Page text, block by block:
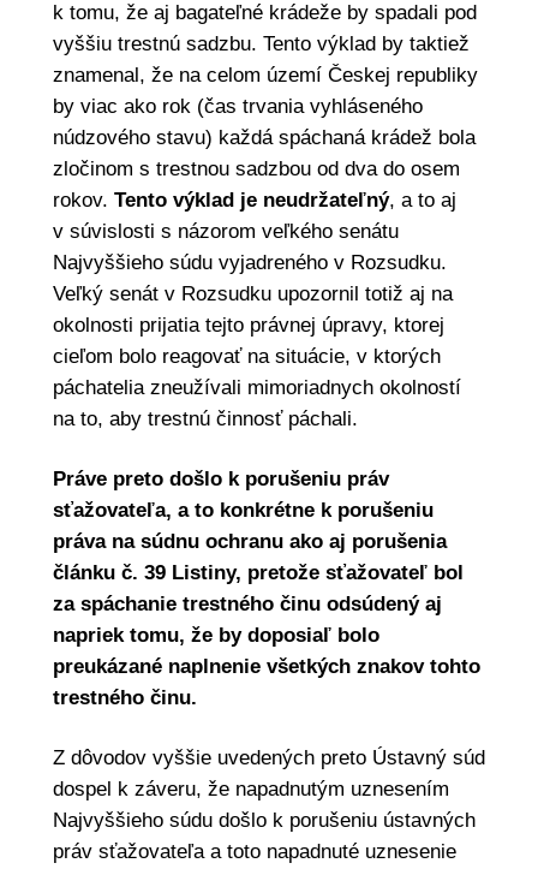
k tomu, že aj bagateľné krádeže by spadali pod
vyššiu trestnú sadzbu. Tento výklad by taktiež
znamenal, že na celom území Českej republiky
by viac ako rok (čas trvania vyhláseného
núdzového stavu) každá spáchaná krádež bola
zločinom s trestnou sadzbou od dva do osem
rokov. Tento výklad je neudržateľný, a to aj
v súvislosti s názorom veľkého senátu
Najvyššieho súdu vyjadreného v Rozsudku.
Veľký senát v Rozsudku upozornil totiž aj na
okolnosti prijatia tejto právnej úpravy, ktorej
cieľom bolo reagovať na situácie, v ktorých
páchatelia zneužívali mimoriadnych okolností
na to, aby trestnú činnosť páchali.
Práve preto došlo k porušeniu práv
sťažovateľa, a to konkrétne k porušeniu
práva na súdnu ochranu ako aj porušenia
článku č. 39 Listiny, pretože sťažovateľ bol
za spáchanie trestného činu odsúdený aj
napriek tomu, že by doposiaľ bolo
preukázané naplnenie všetkých znakov tohto
trestného činu.
Z dôvodov vyššie uvedených preto Ústavný súd
dospel k záveru, že napadnutým uznesením
Najvyššieho súdu došlo k porušeniu ústavných
práv sťažovateľa a toto napadnuté uznesenie